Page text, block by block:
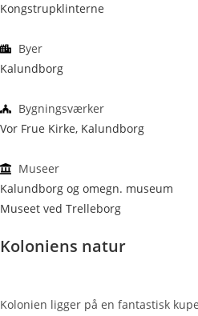
Kongstrupklinterne
Byer
Kalundborg
Bygningsværker
Vor Frue Kirke, Kalundborg
Museer
Kalundborg og omegn. museum
Museet ved Trelleborg
Koloniens natur
Kolonien ligger på en fantastisk